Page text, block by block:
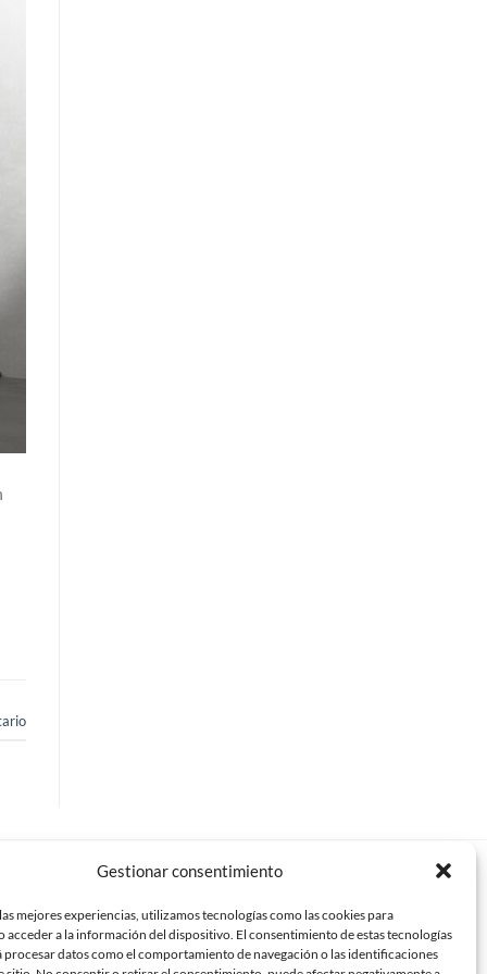
Gestionar consentimiento
mejores experiencias, utilizamos tecnologías como las cookies para
acceder a la información del dispositivo. El consentimiento de estas tecnologías
datos como el comportamiento de navegación o las identificaciones